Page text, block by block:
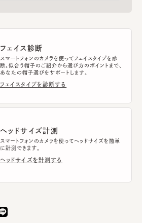
フェイス診断
スマートフォンのカメラを使ってフェイスタイプを診
断。似合う帽子のご紹介から選び方のポイントまで、
あなたの帽子選びをサポートします。
フェイスタイプを診断する
ヘッドサイズ計測
スマートフォンのカメラを使ってヘッドサイズを簡単
に計測できます。
ヘッドサイズを計測する